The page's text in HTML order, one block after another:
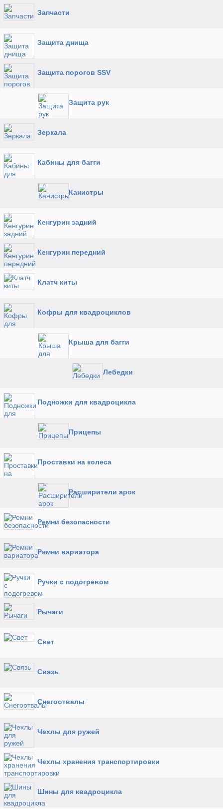
Запчасти
Защита днища
Защита порогов SSV
Защита рук
Зеркала
Кабины для багги
Канистры
Кенгурин задний
Кенгурин передний
Клатч киты
Кофры для квадроциклов
Крыша для багги
Лебедки
Подножки для квадроцикла
Прицепы
Проставки на колеса
Расширители арок
Ремни безопасности
Ремни вариатора
Ручки с подогревом
Рычаги
Свет
Связь
Снегоотвалы
Чехлы для ружей
Чехлы хранения транспортировки
Шины для квадроцикла